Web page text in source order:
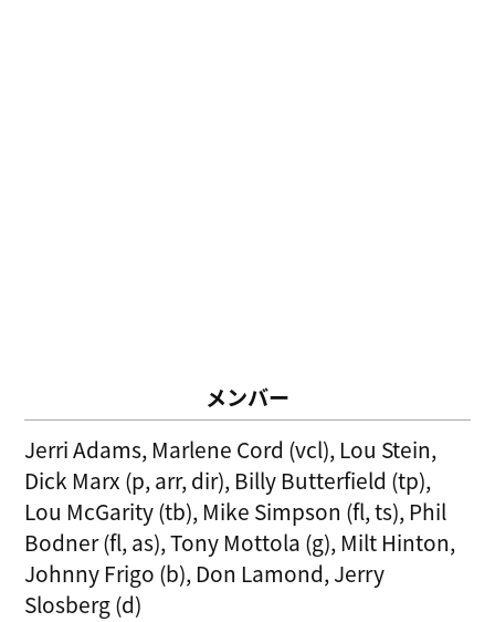
メンバー
Jerri Adams, Marlene Cord (vcl), Lou Stein,
Dick Marx (p, arr, dir), Billy Butterfield (tp),
Lou McGarity (tb), Mike Simpson (fl, ts), Phil
Bodner (fl, as), Tony Mottola (g), Milt Hinton,
Johnny Frigo (b), Don Lamond, Jerry
Slosberg (d)